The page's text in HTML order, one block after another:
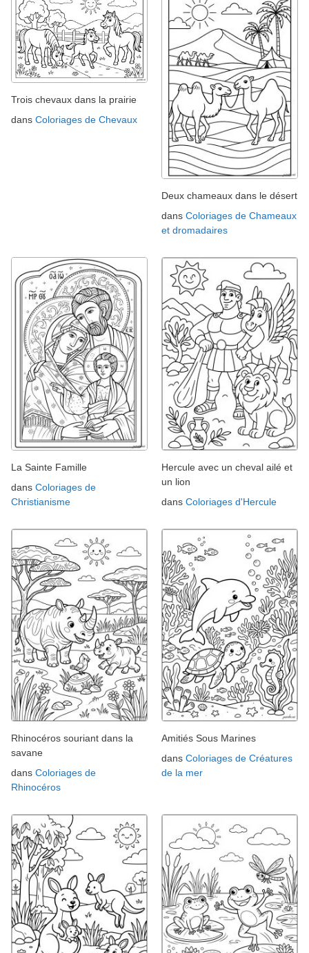
Trois chevaux dans la prairie
dans Coloriages de Chevaux
Deux chameaux dans le désert
dans Coloriages de Chameaux
et dromadaires
La Sainte Famille
dans Coloriages de
Christianisme
Hercule avec un cheval ailé et
un lion
dans Coloriages d'Hercule
Rhinocéros souriant dans la
savane
dans Coloriages de
Rhinocéros
Amitiés Sous Marines
dans Coloriages de Créatures
de la mer